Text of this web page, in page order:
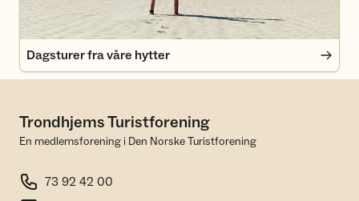
Dagsturer fra våre hytter
Trondhjems Turistforening
En medlemsforening i Den Norske Turistforening
73 92 42 00